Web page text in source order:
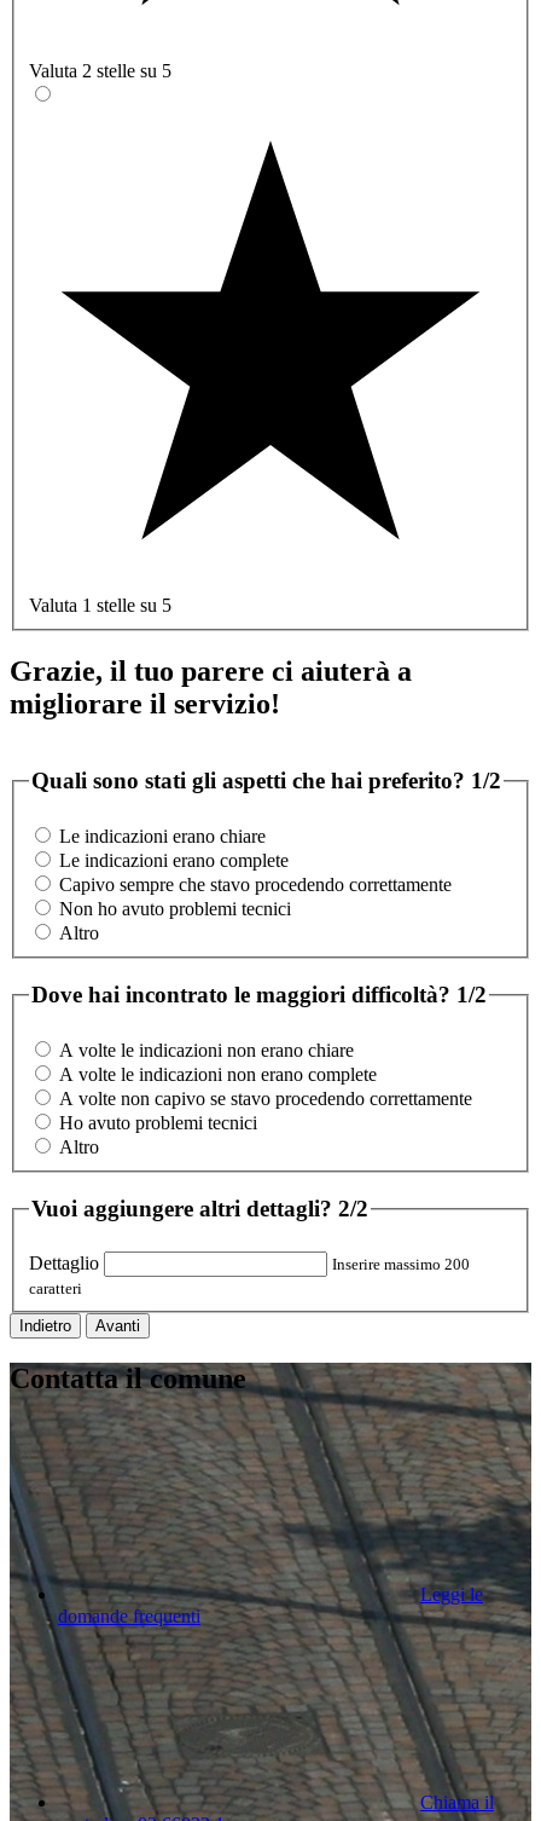
Valuta 2 stelle su 5
Valuta 1 stelle su 5
Grazie, il tuo parere ci aiuterà a
migliorare il servizio!
Quali sono stati gli aspetti che hai preferito? 1/2
Le indicazioni erano chiare
Le indicazioni erano complete
Capivo sempre che stavo procedendo correttamente
Non ho avuto problemi tecnici
Altro
Dove hai incontrato le maggiori difficoltà? 1/2
A volte le indicazioni non erano chiare
A volte le indicazioni non erano complete
A volte non capivo se stavo procedendo correttamente
Ho avuto problemi tecnici
Altro
Vuoi aggiungere altri dettagli? 2/2
Dettaglio
Inserire massimo 200
caratteri
Indietro Avanti
Contatta il comune
Leggi le
domande frequenti
Chiama il